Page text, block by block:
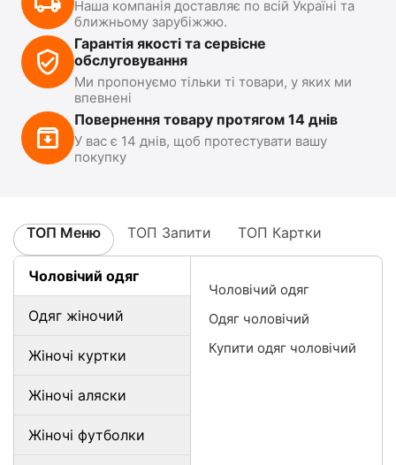
Наша компанія доставляє по всій Україні та
ближньому зарубіжжю.
Гарантія якості та сервісне
обслуговування
Ми пропонуємо тільки ті товари, у яких ми
впевнені
Повернення товару протягом 14 днів
У вас є 14 днів, щоб протестувати вашу
покупку
ТОП Меню ТОП Запити ТОП Картки
Чоловічий одяг
Одяг жіночий
Жіночі куртки
Жіночі аляски
Жіночі футболки
Чоловічий одяг
Одяг чоловічий
Купити одяг чоловічий